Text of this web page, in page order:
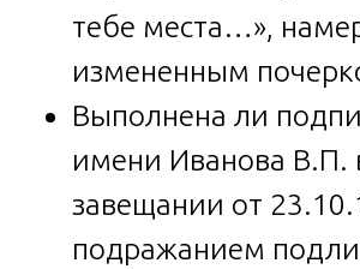
тебе места…»,
измененным
Выполнена ли
имени Иванова В.П.
завещании от
подражанием